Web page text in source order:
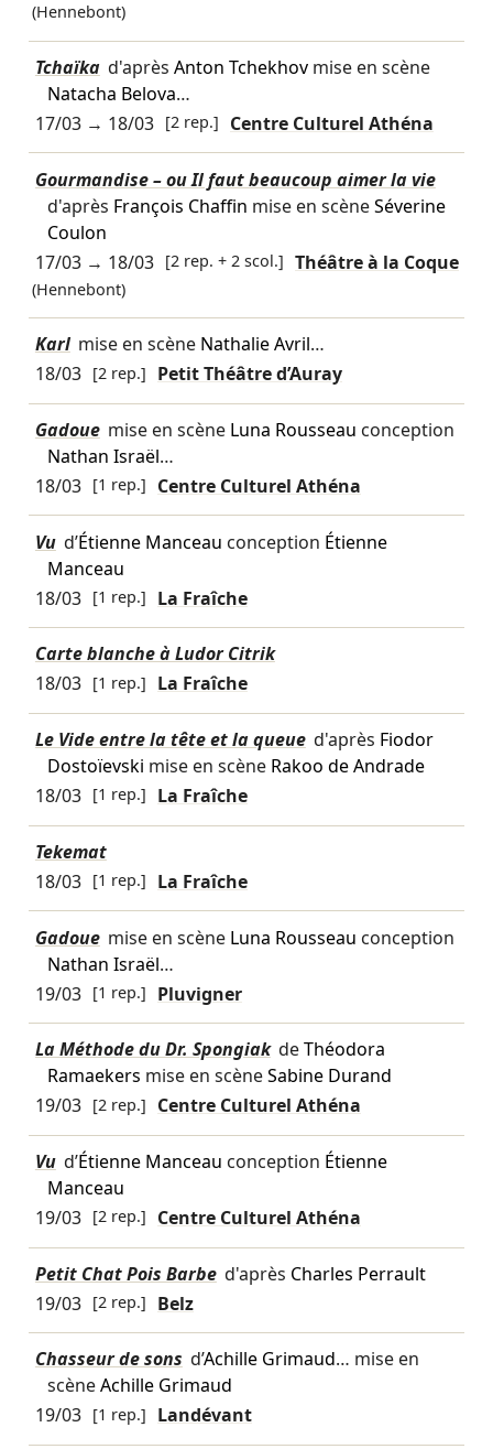
(Hennebont)
Tchaïka d'après Anton Tchekhovmise en scène
Natacha Belova…
17/03→ 18/03 [2 rep.] Centre Culturel Athéna
Gourmandise – ou Il faut beaucoup aimer la vie
d'après François Chaffin mise en scèneSéverine
Coulon
17/03→ 18/03 [2 rep. + 2 scol.] Théâtre à la Coque
(Hennebont)
Karl mise en scène Nathalie Avril…
18/03 [2 rep.] Petit Théâtre d’Auray
Gadoue mise en scène Luna Rousseau conception
Nathan Israël…
18/03 [1 rep.] Centre Culturel Athéna
Vu d’Étienne Manceau conception Étienne
Manceau
18/03 [1 rep.] La Fraîche
Carte blanche à Ludor Citrik
18/03 [1 rep.] La Fraîche
Le Vide entre la tête et la queue d'après Fiodor
Dostoïevski mise en scène Rakoo de Andrade
18/03 [1 rep.] La Fraîche
Tekemat
18/03 [1 rep.] La Fraîche
Gadoue mise en scène Luna Rousseau conception
Nathan Israël…
19/03 [1 rep.] Pluvigner
La Méthode du Dr. Spongiak deThéodora
Ramaekers mise en scèneSabine Durand
19/03 [2 rep.] Centre Culturel Athéna
Vu d’Étienne Manceau conception Étienne
Manceau
19/03 [2 rep.] Centre Culturel Athéna
Petit Chat Pois Barbe d'après Charles Perrault
19/03 [2 rep.] Belz
Chasseur de sons d’Achille Grimaud… mise en
scèneAchille Grimaud
19/03 [1 rep.] Landévant